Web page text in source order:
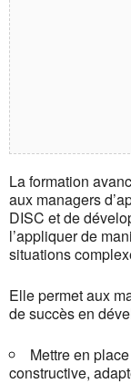
La formation
aux managers
DISC et de
l’appliquer de
situations
Elle permet aux
de succès en
Mettre en
constructive,